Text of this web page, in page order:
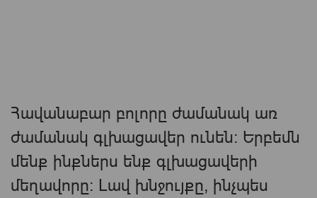
Հավանաբար բոլորը ժամանակ առ
ժամանակ գլխացավեր ունեն։ Երբեմն
մենք ինքներս ենք գլխացավերի
մեղավորը։ Լավ խնջույքը, ինչպես